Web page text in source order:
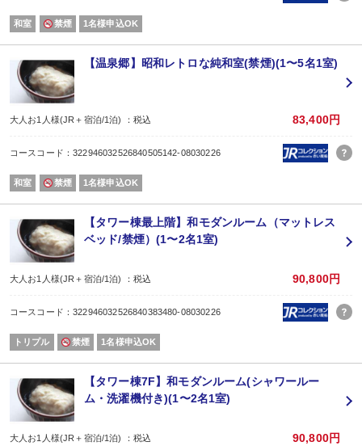
和室 禁煙 1名様申込OK
【温泉郷】昭和レトロな純和室(禁煙)(1〜5名1室)
大人お1人様(JR＋宿泊/1泊) ：税込 83,400円
コースコード：322946032526840505142-08030226
和室 禁煙 1名様申込OK
【タワー棟最上階】和モダンルーム（マットレス
ベッド/禁煙）(1〜2名1室)
大人お1人様(JR＋宿泊/1泊) ：税込 90,800円
コースコード：322946032526840383480-08030226
トリプル 禁煙 1名様申込OK
【タワー棟7F】和モダンルーム(シャワールー
ム・洗濯機付き)(1〜2名1室)
大人お1人様(JR＋宿泊/1泊) ：税込 90,800円